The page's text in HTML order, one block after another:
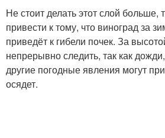
Не стоит делать этот слой больше,
привести к тому, что виноград за
приведёт к гибели почек. За
непрерывно следить, так как
другие погодные явления могут
осядет.